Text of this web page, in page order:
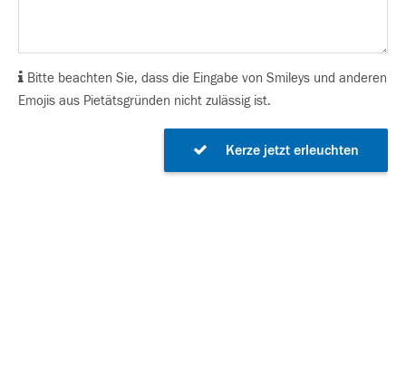
Bitte beachten Sie, dass die Eingabe von Smileys und anderen
Emojis aus Pietätsgründen nicht zulässig ist.
Kerze jetzt erleuchten